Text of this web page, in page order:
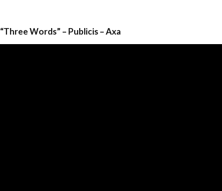
“Three Words” – Publicis – Axa